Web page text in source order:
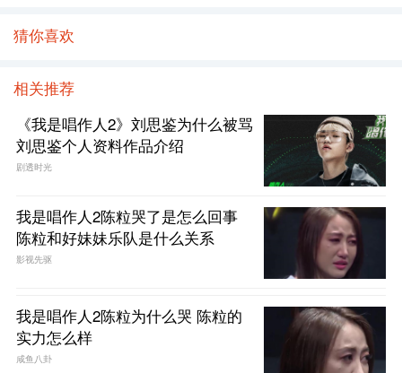
猜你喜欢
相关推荐
《我是唱作人2》刘思鉴为什么被骂
刘思鉴个人资料作品介绍
剧透时光
我是唱作人2陈粒哭了是怎么回事
陈粒和好妹妹乐队是什么关系
影视先驱
我是唱作人2陈粒为什么哭 陈粒的
实力怎么样
咸鱼八卦